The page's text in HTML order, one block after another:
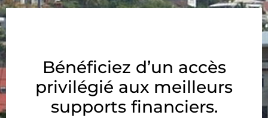
Bénéficiez d’un accès
privilégié aux meilleurs
supports financiers.